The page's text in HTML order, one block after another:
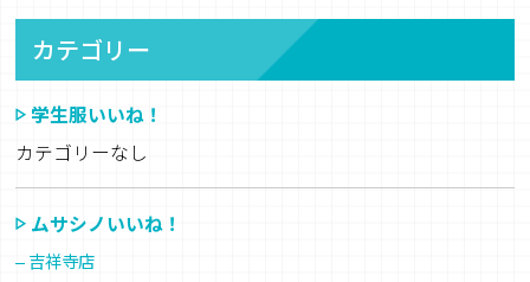
カテゴリー
学生服いいね！
カテゴリーなし
ムサシノいいね！
吉祥寺店